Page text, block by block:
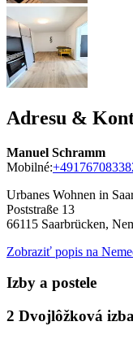
Adresu &
Manuel Schramm
Mobilné:
Urbanes Wohnen in
Poststraße 13
66115 Saarbrücken,
Zobraziť popis na
Izby a postele
2 Dvojlôžková